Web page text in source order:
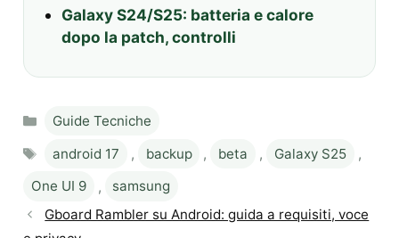
Galaxy S24/S25: batteria e calore
dopo la patch, controlli
Categories
Guide Tecniche
Tags
android 17 , backup , beta , Galaxy S25
,
One UI 9
,
samsung
Gboard Rambler su Android: guida a requisiti, voce